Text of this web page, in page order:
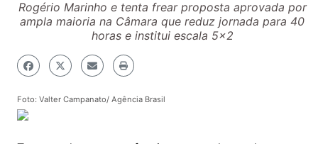
Rogério Marinho e tenta frear proposta aprovada por
ampla maioria na Câmara que reduz jornada para 40
horas e institui escala 5x2
Foto: Valter Campanato/ Agência Brasil